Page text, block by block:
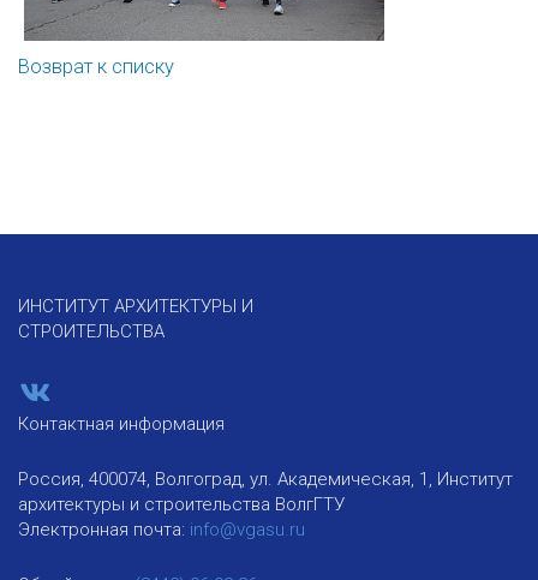
Возврат к списку
ИНСТИТУТ АРХИТЕКТУРЫ И
СТРОИТЕЛЬСТВА
Контактная информация
Россия, 400074, Волгоград, ул. Академическая, 1, Институт
архитектуры и строительства ВолгГТУ
Электронная почта: info@vgasu.ru